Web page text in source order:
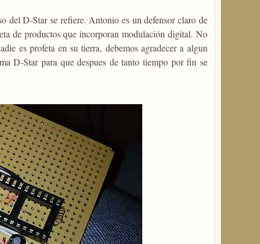
del D-Star se refiere. Antonio es un defensor claro de
de productos que incorporan modulación digital. No
es profeta en su tierra, debemos agradecer a algun
D-Star para que despues de tanto tiempo por fin se